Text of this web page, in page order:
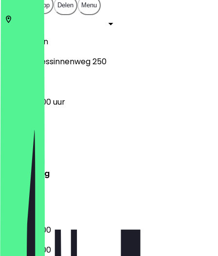
Open in app Delen Menu
Berlijn
Kronprinzessinnenweg 250
05:30 - 18:00 uur
Maandag
Dinsdag
Woensdag
Donderdag
Vrijdag
Zaterdag
Zondag
05:30 - 18:00
05:30 - 18:00